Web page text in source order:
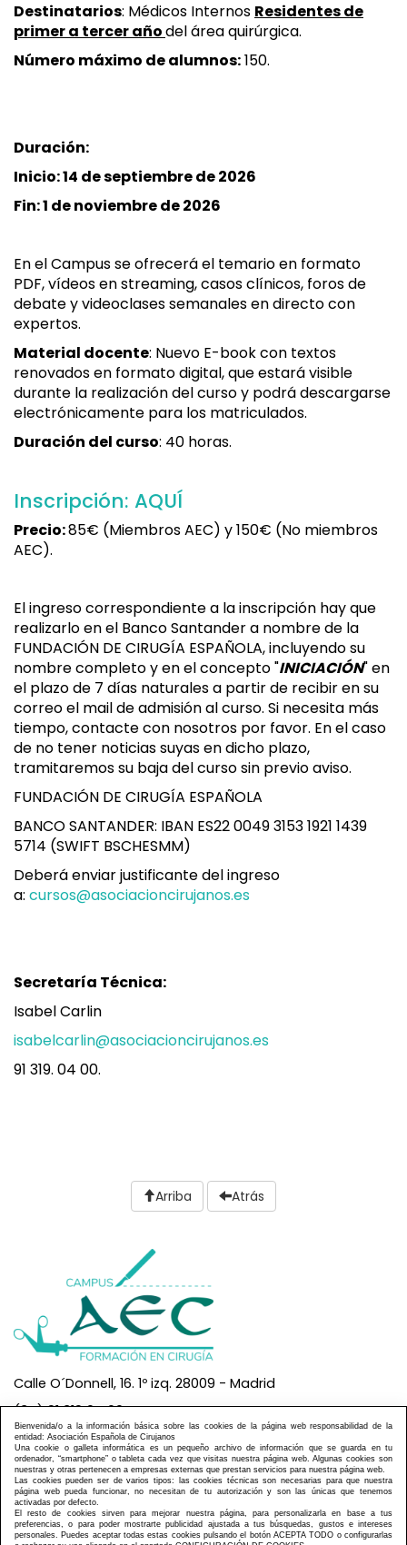
Destinatarios: Médicos Internos Residentes de
primer a tercer añodel área quirúrgica.
Número máximo de alumnos:150.
Duración:
Inicio: 14 de septiembre de 2026
Fin: 1 de noviembre de 2026
En el Campus se ofrecerá el temario en formato
PDF, vídeos en streaming, casos clínicos, foros de
debate y videoclases semanales en directo con
expertos.
Material docente: Nuevo E-book con textos
renovados en formato digital, que estará visible
durante la realización del curso y podrá descargarse
electrónicamente para los matriculados.
Duración del curso: 40 horas.
Inscripción: AQUÍ
Precio:85€ (Miembros AEC) y 150€ (No miembros
AEC).
El ingreso correspondiente a la inscripción hay que
realizarlo en el Banco Santander a nombre de la
FUNDACIÓN DE CIRUGÍA ESPAÑOLA, incluyendo su
nombre completo y en el concepto "INICIACIÓN" en
el plazo de 7 días naturales a partir de recibir en su
correo el mail de admisión al curso. Si necesita más
tiempo, contacte con nosotros por favor. En el caso
de no tener noticias suyas en dicho plazo,
tramitaremos su baja del curso sin previo aviso.
FUNDACIÓN DE CIRUGÍA ESPAÑOLA
BANCO SANTANDER: IBAN ES22 0049 3153 1921 1439
5714 (SWIFT BSCHESMM)
Deberá enviar justificante del ingreso
a: cursos@asociacioncirujanos.es
Secretaría Técnica:
Isabel Carlin
isabelcarlin@asociacioncirujanos.es
91 319. 04 00.
Arriba Atrás
Calle O´Donnell, 16. 1º izq. 28009 - Madrid
(34) 91 319 04 00
info@aec-campus.es
AEC Asociación Española de Cirujanos
AVISO LEGAL
POLÍTICA DE COOKIES MAPA WEB
Bienvenida/o a la información básica sobre las cookies de la página web responsabilidad de la
entidad: Asociación Española de Cirujanos
Una cookie o galleta informática es un pequeño archivo de información que se guarda en tu
ordenador, “smartphone” o tableta cada vez que visitas nuestra página web. Algunas cookies son
nuestras y otras pertenecen a empresas externas que prestan servicios para nuestra página web.
Las cookies pueden ser de varios tipos: las cookies técnicas son necesarias para que nuestra
página web pueda funcionar, no necesitan de tu autorización y son las únicas que tenemos
activadas por defecto.
El resto de cookies sirven para mejorar nuestra página, para personalizarla en base a tus
preferencias, o para poder mostrarte publicidad ajustada a tus búsquedas, gustos e intereses
personales. Puedes aceptar todas estas cookies pulsando el botón ACEPTA TODO o configurarlas